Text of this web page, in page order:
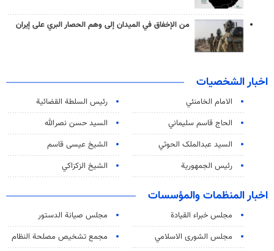
من الإخفاق في الميدان إلى وهم الحصار البري على إيران
اخبار الشخصيات
الامام الخامنئي
رئیس السلطة القضائیة
الحاج قاسم سليماني
السيد حسن نصرالله
السید عبدالملک الحوثي
الشيخ عيسى قاسم
رئيس الجمهورية
الشيخ الزكزاكي
اخبار المنظمات والمؤسسات
مجلس خبراء القيادة
مجلس صيانة الدستور
مجلس الشورى الاسلامي
مجمع تشخيص مصلحة النظام